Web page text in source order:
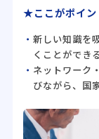
★ここがポイン
新しい知識を
くことができ
ネットワーク
びながら、国